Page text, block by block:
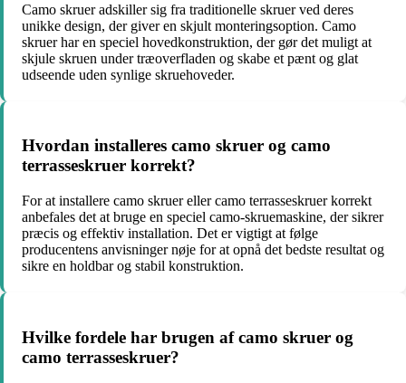
Camo skruer adskiller sig fra traditionelle skruer ved deres
unikke design, der giver en skjult monteringsoption. Camo
skruer har en speciel hovedkonstruktion, der gør det muligt at
skjule skruen under træoverfladen og skabe et pænt og glat
udseende uden synlige skruehoveder.
Hvordan installeres camo skruer og camo
terrasseskruer korrekt?
For at installere camo skruer eller camo terrasseskruer korrekt
anbefales det at bruge en speciel camo-skruemaskine, der sikrer
præcis og effektiv installation. Det er vigtigt at følge
producentens anvisninger nøje for at opnå det bedste resultat og
sikre en holdbar og stabil konstruktion.
Hvilke fordele har brugen af camo skruer og
camo terrasseskruer?